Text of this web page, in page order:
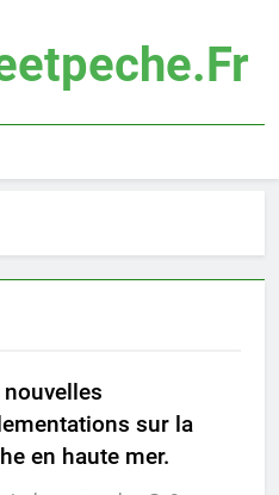
nouvelles
sur la
en haute mer.